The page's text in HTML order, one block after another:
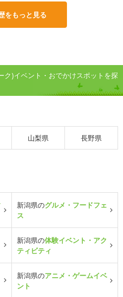
をもっと見る
ク)イベント・おでかけスポットを探
山梨県 長野県
新潟県のグルメ・フードフェ
ス
新潟県の体験イベント・アク
ティビティ
新潟県のアニメ・ゲームイベ
ント